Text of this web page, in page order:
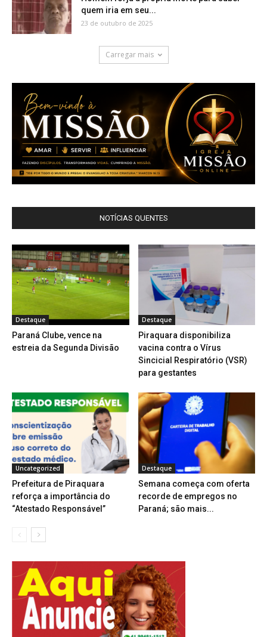
quem iria em seu...
23 de outubro de 2025
Carregar mais
NOTÍCIAS QUENTES
Destaque
Paraná Clube, vence na
estreia da Segunda Divisão
Destaque
Piraquara disponibiliza
vacina contra o Vírus
Sincicial Respiratório (VSR)
para gestantes
Uncategorized
Prefeitura de Piraquara
reforça a importância do
“Atestado Responsável”
Destaque
Semana começa com oferta
recorde de empregos no
Paraná; são mais...